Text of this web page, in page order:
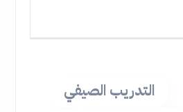
التدريب الصيفي